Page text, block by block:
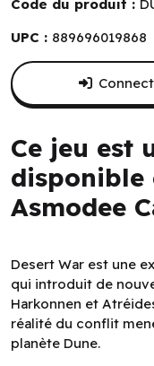
Code du produit :
UPC : 889696019868
Ce jeu est
disponible
Asmodee
Desert War est une
qui introduit de
Harkonnen et
réalité du conflit
planète Dune.